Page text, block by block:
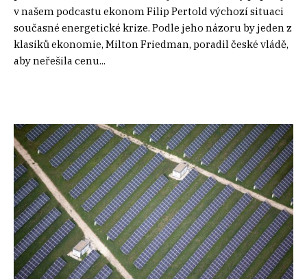
v našem podcastu ekonom Filip Pertold výchozí situaci
současné energetické krize. Podle jeho názoru by jeden z
klasiků ekonomie, Milton Friedman, poradil české vládě,
aby neřešila cenu...